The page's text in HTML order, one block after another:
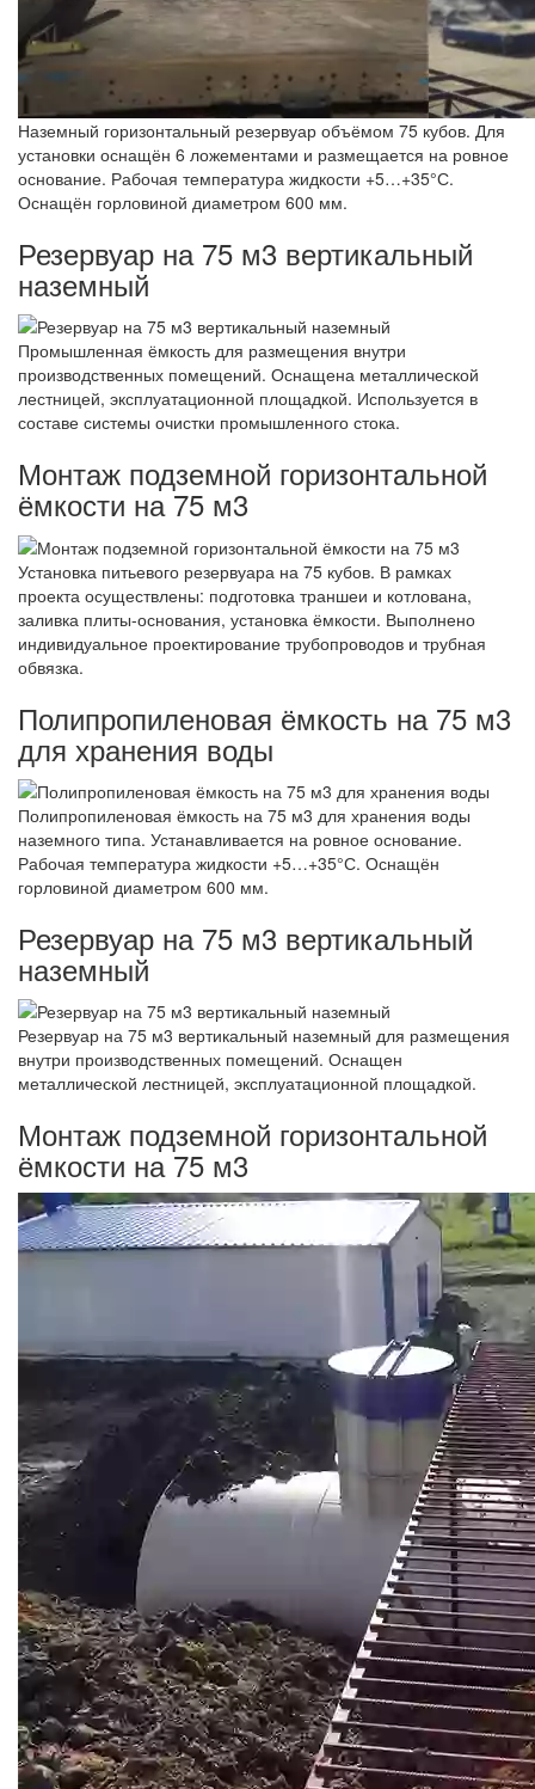
Наземный горизонтальный резервуар объёмом 75 кубов. Для
установки оснащён 6 ложементами и размещается на ровное
основание. Рабочая температура жидкости +5…+35°С.
Оснащён горловиной диаметром 600 мм.
Резервуар на 75 м3 вертикальный
наземный
Промышленная ёмкость для размещения внутри
производственных помещений. Оснащена металлической
лестницей, эксплуатационной площадкой. Используется в
составе системы очистки промышленного стока.
Монтаж подземной горизонтальной
ёмкости на 75 м3
Установка питьевого резервуара на 75 кубов. В рамках
проекта осуществлены: подготовка траншеи и котлована,
заливка плиты-основания, установка ёмкости. Выполнено
индивидуальное проектирование трубопроводов и трубная
обвязка.
Полипропиленовая ёмкость на 75 м3
для хранения воды
Полипропиленовая ёмкость на 75 м3 для хранения воды
наземного типа. Устанавливается на ровное основание.
Рабочая температура жидкости +5…+35°С. Оснащён
горловиной диаметром 600 мм.
Резервуар на 75 м3 вертикальный
наземный
Резервуар на 75 м3 вертикальный наземный для размещения
внутри производственных помещений. Оснащен
металлической лестницей, эксплуатационной площадкой.
Монтаж подземной горизонтальной
ёмкости на 75 м3